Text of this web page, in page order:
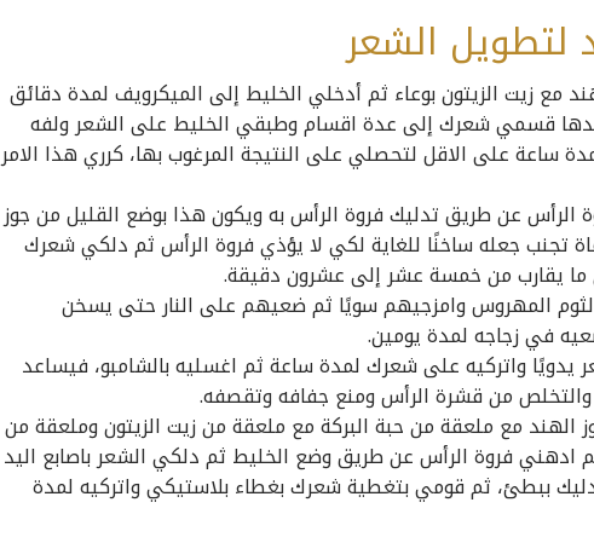
لتطويل الشعر
مع زيت الزيتون بوعاء ثم أدخلي الخليط إلى الميكرويف لمدة دقائق
بعدها قسمي شعرك إلى عدة اقسام وطبقي الخليط على الشعر ولفه
ساعة على الاقل لتحصلي على النتيجة المرغوب بها، كرري هذا الامر
عن طريق تدليك فروة الرأس به ويكون هذا بوضع القليل من جوز
تجنب جعله ساخنًا للغاية لكي لا يؤذي فروة الرأس ثم دلكي شعرك
ما يقارب من خمسة عشر إلى عشرون دقيقة.
المهروس وامزجيهم سويًا ثم ضعيهم على النار حتى يسخن
في زجاجه لمدة يومين.
يدويًا واتركيه على شعرك لمدة ساعة ثم اغسليه بالشامبو، فيساعد
من قشرة الرأس ومنع جفافه وتقصفه.
مع ملعقة من حبة البركة مع ملعقة من زيت الزيتون وملعقة من
ادهني فروة الرأس عن طريق وضع الخليط ثم دلكي الشعر باصابع اليد
ببطئ، ثم قومي بتغطية شعرك بغطاء بلاستيكي واتركيه لمدة